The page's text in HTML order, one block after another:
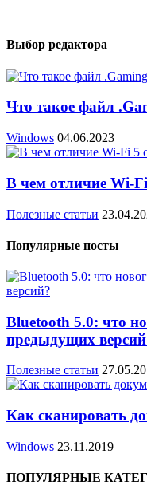
Выбор редактора
Что такое файл
Windows 04.06.2023
В чем отличие Wi-
Полезные статьи
Популярные посты
Bluetooth 5.0: что
предыдущих
Полезные статьи
Как сканировать
Windows 23.11.2019
ПОПУЛЯРНЫЕ